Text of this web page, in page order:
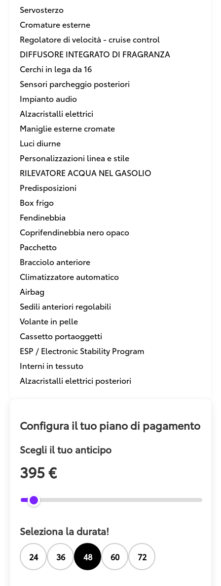
Servosterzo
Cromature esterne
Regolatore di velocità - cruise control
DIFFUSORE INTEGRATO DI FRAGRANZA
Cerchi in lega da 16
Sensori parcheggio posteriori
Impianto audio
Alzacristalli elettrici
Maniglie esterne cromate
Luci diurne
Personalizzazioni linea e stile
RILEVATORE ACQUA NEL GASOLIO
Predisposizioni
Box frigo
Fendinebbia
Coprifendinebbia nero opaco
Pacchetto
Bracciolo anteriore
Climatizzatore automatico
Airbag
Sedili anteriori regolabili
Volante in pelle
Cassetto portaoggetti
ESP / Electronic Stability Program
Interni in tessuto
Alzacristalli elettrici posteriori
Configura il tuo piano di pagamento
Scegli il tuo anticipo
395 €
Seleziona la durata!
24 36 48 60 72